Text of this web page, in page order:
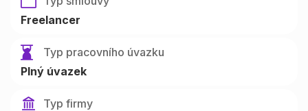
Freelancer
Typ pracovního úvazku
Plný úvazek
Typ firmy